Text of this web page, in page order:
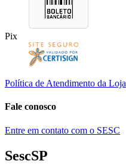
Pix
Política de Atendimento da Loja
Fale conosco
Entre em contato com o SESC
SescSP